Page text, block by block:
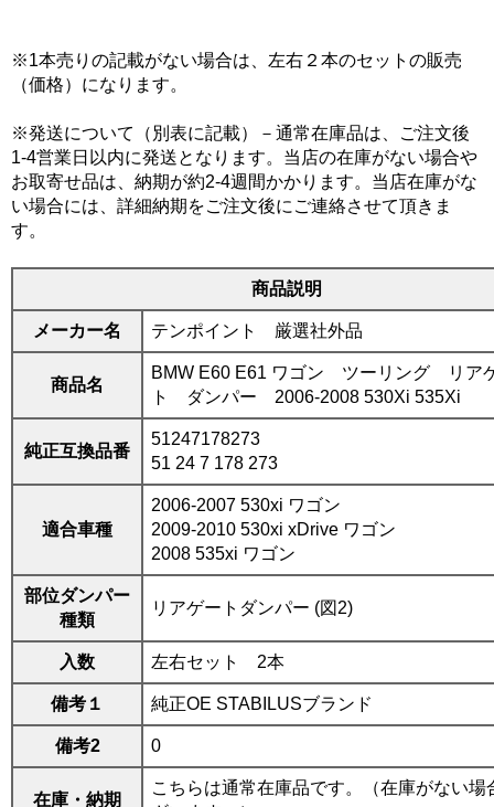
※1本売りの記載がない場合は、左右２本のセットの販売
（価格）になります。
※発送について（別表に記載）－通常在庫品は、ご注文後
1-4営業日以内に発送となります。当店の在庫がない場合や
お取寄せ品は、納期が約2-4週間かかります。当店在庫がな
い場合には、詳細納期をご注文後にご連絡させて頂きま
す。
商品説明
メーカー名 テンポイント 厳選社外品
商品名
BMW E60 E61 ワゴン ツーリング リア
ト ダンパー 2006-2008 530Xi 535Xi
純正互換品番
51247178273
51 24 7 178 273
適合車種
2006-2007 530xi ワゴン
2009-2010 530xi xDrive ワゴン
2008 535xi ワゴン
部位ダンパー
種類
リアゲートダンパー (図2)
入数 左右セット 2本
備考１ 純正OE STABILUSブランド
備考2 0
在庫・納期
こちらは通常在庫品です。（在庫がない場